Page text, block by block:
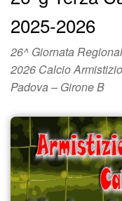
2025-2026
26^ Giornata
2026 Calcio
Padova – Girone B